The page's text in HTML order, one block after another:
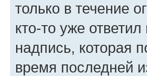
только в течение
кто-то уже
надпись, которая
время последней